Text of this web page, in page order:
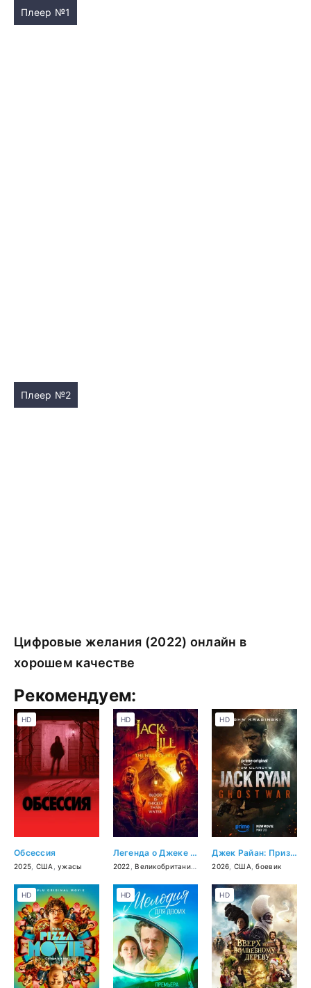
Плеер №1
Плеер №2
Цифровые желания (2022) онлайн в
хорошем качестве
Рекомендуем:
Обсессия
2025 США ,ужасы
HD
Легенда о Джеке и Джилл 2
2022 ,Великобритания ужасы
HD
Джек Райан: Призрачная война
2026 США ,боевик
HD
HD HD HD